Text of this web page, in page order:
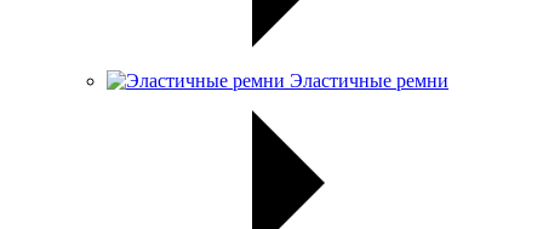
Эластичные ремни